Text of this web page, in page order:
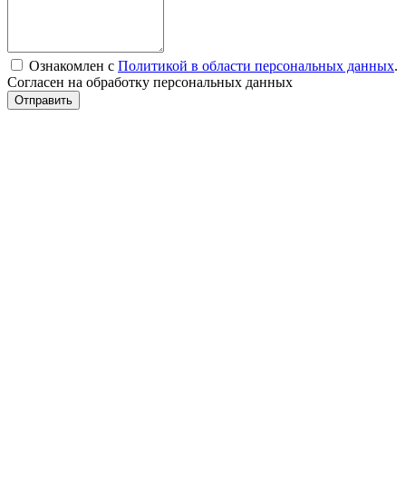
Ознакомлен с Политикой в области персональных данных.
Согласен на обработку персональных данных
Отправить